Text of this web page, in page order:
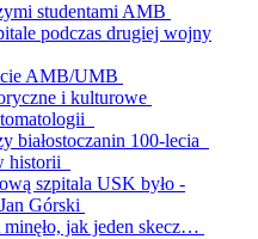
studentami AMB
podczas drugiej wojny
AMB/UMB
i kulturowe
białostoczanin 100-lecia
historii
szpitala USK było -
Górski
jak jeden skecz…